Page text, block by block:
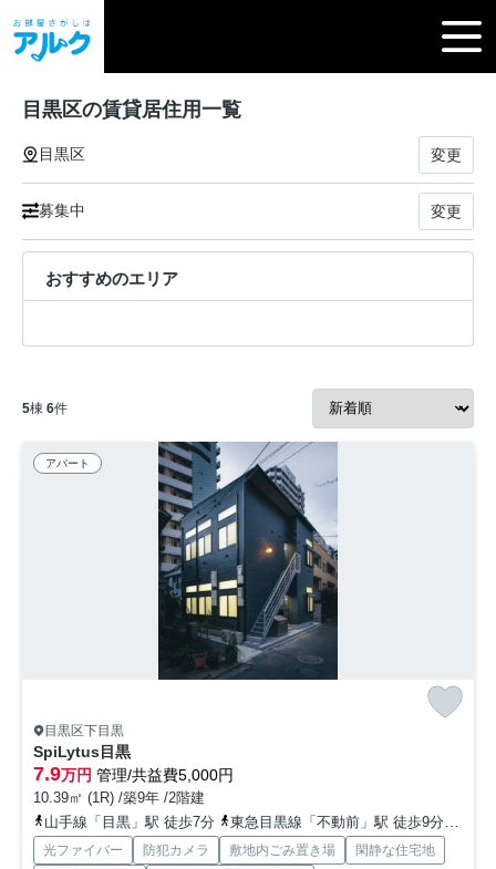
目黒区の賃貸居住用一覧
目黒区 変更
募集中 変更
おすすめのエリア
5棟 6件
アパート
目黒区下目黒
SpiLytus目黒
7.9万円 管理/共益費5,000円
10.39㎡ (1R) /築9年 /2階建
山手線「目黒」駅 徒歩7分
東急目黒線「不動前」駅 徒歩9分
光ファイバー 防犯カメラ 敷地内ごみ置き場
閑静な住宅地